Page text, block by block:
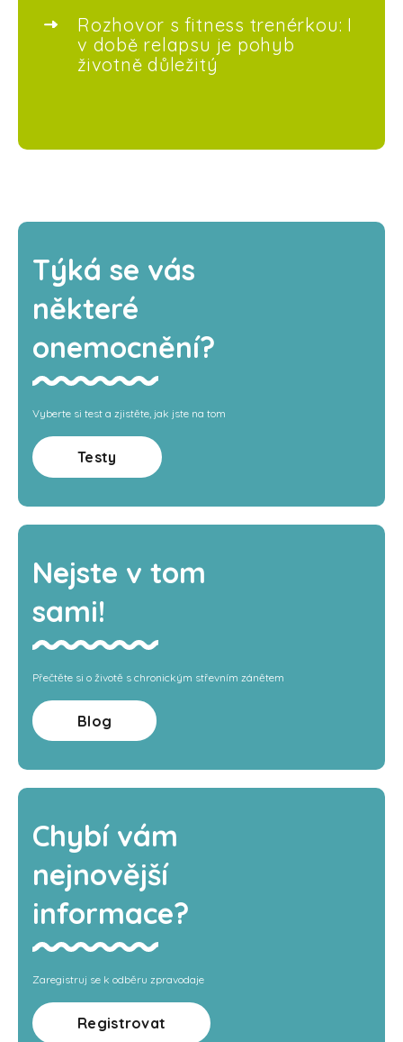
Rozhovor s fitness trenérkou: I
v době relapsu je pohyb
životně důležitý
Týká se vás
některé
onemocnění?
Vyberte si test a zjistěte, jak jste na tom
Testy
Nejste v tom
sami!
Přečtěte si o životě s chronickým střevním zánětem
Blog
Chybí vám
nejnovější
informace?
Zaregistruj se k odběru zpravodaje
Registrovat